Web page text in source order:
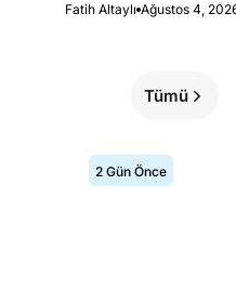
Fatih Altaylı Ağustos 4,
Tümü
2 Gün Önce